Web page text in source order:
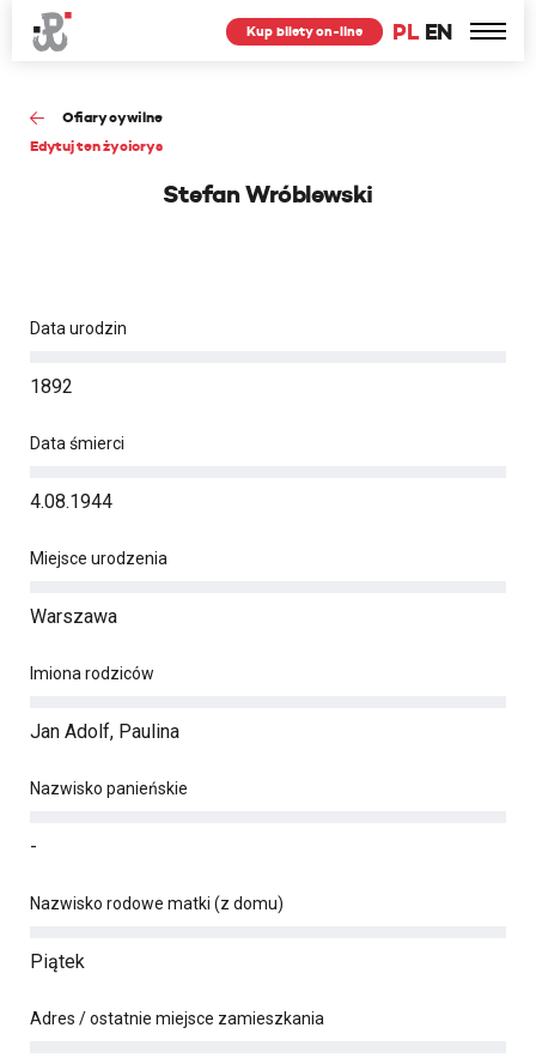
PL EN
Kup bilety on-line
Ofiary cywilne
Edytuj ten życiorys
Stefan Wróblewski
Data urodzin
1892
Data śmierci
4.08.1944
Miejsce urodzenia
Warszawa
Imiona rodziców
Jan Adolf, Paulina
Nazwisko panieńskie
-
Nazwisko rodowe matki (z domu)
Piątek
Adres / ostatnie miejsce zamieszkania